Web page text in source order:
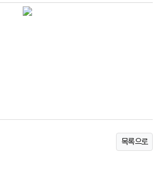
목록으로